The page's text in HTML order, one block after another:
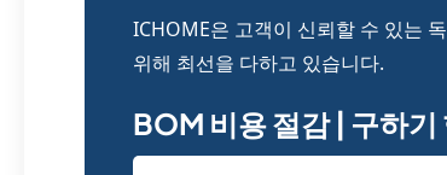
ICHOME은 고객이 신뢰할 수 있는
위해 최선을 다하고 있습니다.
BOM 비용 절감 | 구하기